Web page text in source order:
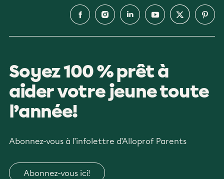
Soyez 100 % prêt à
aider votre jeune toute
l’année!
Abonnez-vous à l’infolettre d’Alloprof Parents
Abonnez-vous ici!